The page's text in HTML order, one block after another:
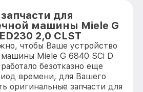
для
машины Miele G
2,0 CLST
чтобы Ваше устройство
Miele G 6840 SCi D
безотказно еще
времени, для Вашего
оригинальные запчасти для